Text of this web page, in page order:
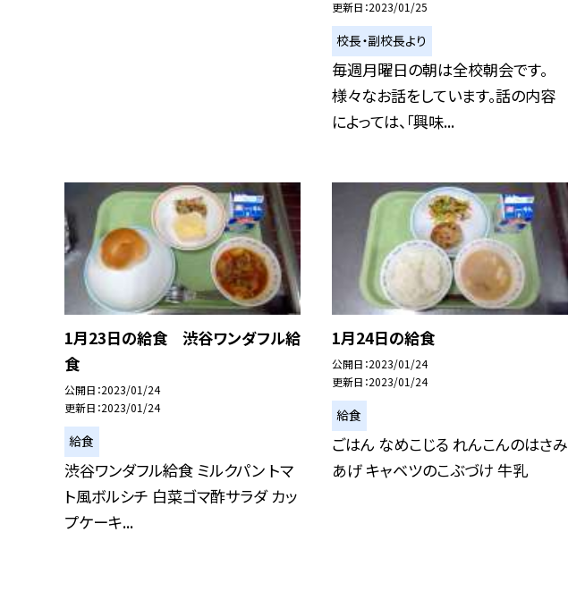
更新日 2023/01/25
校長・副校長より
毎週月曜日の朝は全校朝会です。
様々なお話をしています。話の内容
によっては、「興味...
1月23日の給食 渋谷ワンダフル給
食
公開日 2023/01/24
更新日 2023/01/24
給食
渋谷ワンダフル給食 ミルクパン トマ
ト風ボルシチ 白菜ゴマ酢サラダ カッ
プケーキ...
1月24日の給食
公開日 2023/01/24
更新日 2023/01/24
給食
ごはん なめこじる れんこんのはさみ
あげ キャベツのこぶづけ 牛乳